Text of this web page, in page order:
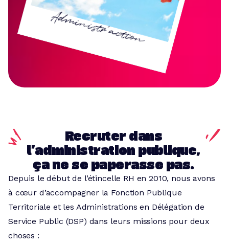
Administr'action
Recruter dans
l’administration publique,
ça ne se paperasse pas.
Depuis le début de l’étincelle RH en 2010, nous avons
à cœur d’accompagner la Fonction Publique
Territoriale et les Administrations en Délégation de
Service Public (DSP) dans leurs missions pour deux
choses :